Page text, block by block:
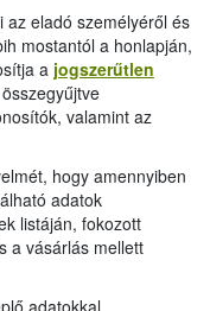
az eladó személyéről és
mostantól a honlapján,
a jogszerűtlen
valamint az
hogy amennyiben
adatok
listáján, fokozott
a vásárlás mellett